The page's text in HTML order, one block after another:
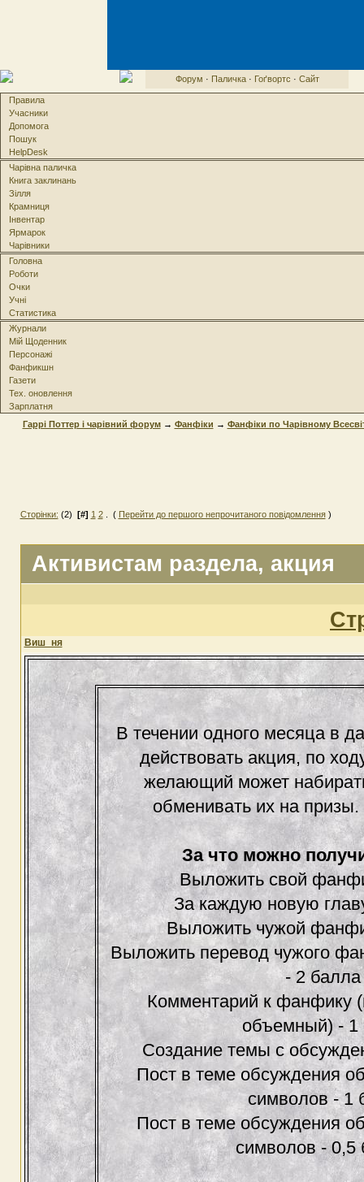
Форум · Паличка· Гоґвортс · Сайт
Правила
Учасники
Допомога
Пошук
HelpDesk
Чарівна паличка
Книга заклинань
Зілля
Крамниця
Інвентар
Ярмарок
Чарівники
Головна
Роботи
Очки
Учні
Статистика
Журнали
Мій Щоденник
Персонажі
Фанфикшн
Газети
Тех. оновлення
Зарплатня
Гаррі Поттер і чарівний форум→ Фанфіки → Фанфіки по Чарівному
Сторінки: (2) [#] 1 2. ( Перейти до першого непрочитаного повідомлення)
Активистам раздела, акция
Виш_ня
В течении одного месяца в
действовать акция, по
желающий может
обменивать их на
За что можно
Выложить свой
За каждую новую
Выложить чужой
Выложить перевод чужого
- 2 балла
Комментарий к фанфику
объемный) - 1
Создание темы с
Пост в теме обсуждения
символов - 1
Пост в теме обсуждения
символов - 0,5